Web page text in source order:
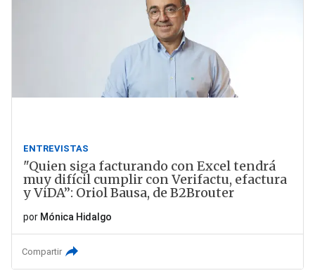
ENTREVISTAS
"Quien siga facturando con Excel tendrá
muy difícil cumplir con Verifactu, efactura
y ViDA”: Oriol Bausa, de B2Brouter
por Mónica Hidalgo
Compartir